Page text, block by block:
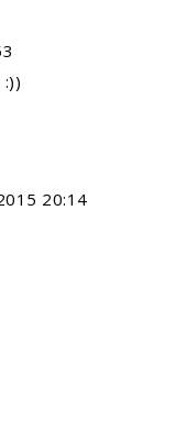
20:14